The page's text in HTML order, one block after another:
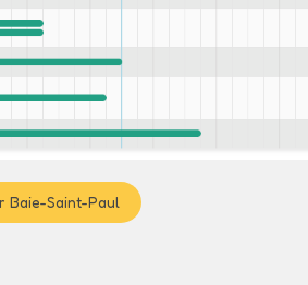
Baie-Saint-Paul